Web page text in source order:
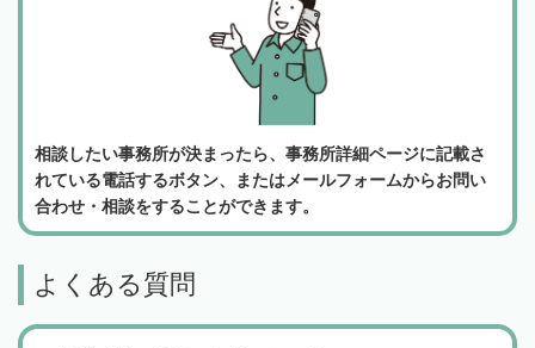
相談したい事務所が決まったら、事務所詳細ページに記載さ
れている電話するボタン、またはメールフォームからお問い
合わせ・相談をすることができます。
よくある質問